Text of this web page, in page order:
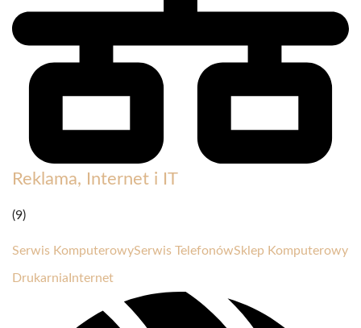
Reklama, Internet i IT
(9)
Serwis KomputerowySerwis TelefonówSklep Komputerowy
Drukarnia Internet